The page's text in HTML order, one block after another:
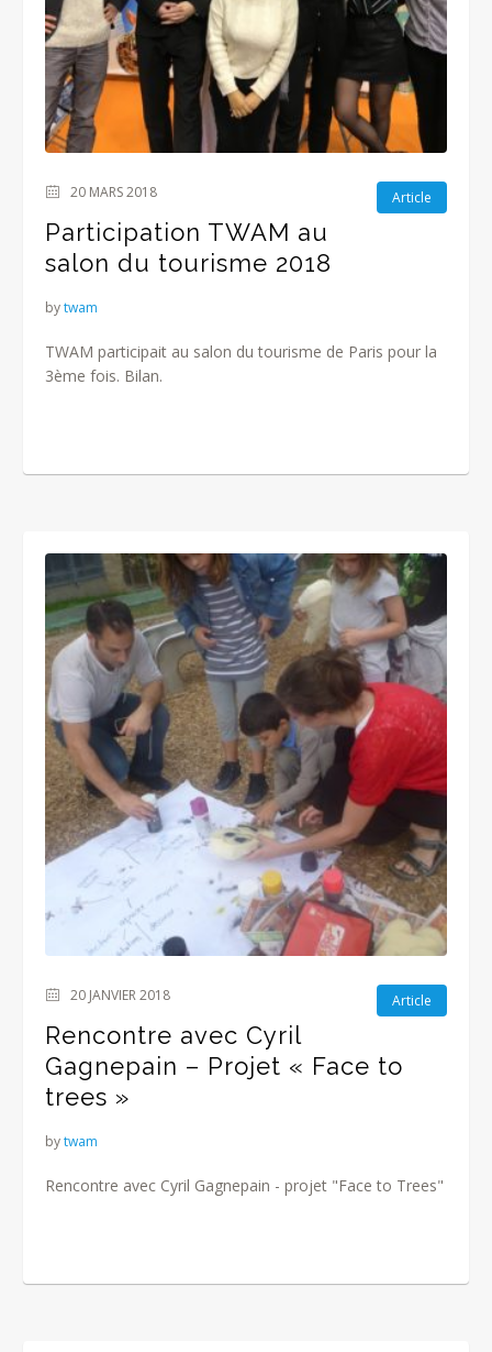
Article
20 MARS 2018
Participation TWAM au
salon du tourisme 2018
bytwam
TWAM participait au salon du tourisme de Paris pour la
3ème fois. Bilan.
Article
20 JANVIER 2018
Rencontre avec Cyril
Gagnepain – Projet « Face to
trees »
bytwam
Rencontre avec Cyril Gagnepain - projet "Face to Trees"